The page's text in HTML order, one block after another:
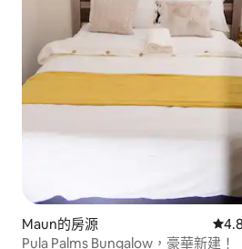
Maun的房源 從
Pula Palms Bungalow，豪華新建！